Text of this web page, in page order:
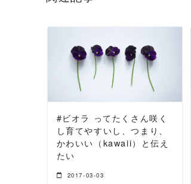
READ MORE
#ビオラ ってたくさん咲く
し育てやすいし、つまり、
かわいい（kawaii）と伝え
たい
2017-03-03